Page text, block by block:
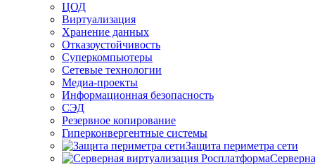
ЦОД
Виртуализация
Хранение данных
Отказоустойчивость
Суперкомпьютеры
Сетевые технологии
Медиа-проекты
Информационная безопасность
СЭД
Резервное копирование
Гиперконвергентные системы
Защита периметра сети